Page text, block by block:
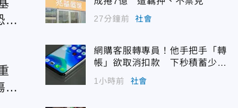
怖
一
27分鐘前 社會
網購客服轉專員！他手把手「轉
帳」欲取消扣款 下秒積蓄少一
半
1小時前 社會